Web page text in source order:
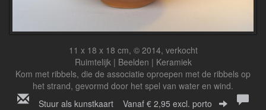
11 x 18 x 18 cm, © 2014, verkocht
Ruimtelijk | Beelden | Keramiek
Kom met ribbels, die de associatie oproepen met de ribbels op
het strand, gevormd door het spel van water en wind.
Stuur als kunstkaart Vanaf € 2,95 excl. porto